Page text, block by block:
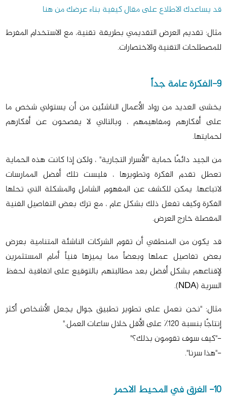
قد يساعدك الاطلاع على مقال كيفية بناء عرضك من هنا
مثال: تقديم العرض التقديمي بطريقة تقنية، مع الاستخدام المفرط
للمصطلحات التقنية والاختصارات.
9-الفكرة عامة جداً
يخشى العديد من رواد الأعمال الناشئين من أن يستولي شخص ما
على أفكارهم ومفاهيمهم ، وبالتالي لا يفصحون عن أفكارهم
لحمايتها.
من الجيد دائمًا حماية "الأسرار التجارية" ، ولكن إذا كانت هذه الحماية
تعطل تقدم الفكرة وتطويرها ، فليست تلك أفضل الممارسات
لاتباعها. يمكن للكشف عن المفهوم الشامل والمشكلة التي تحلها
الفكرة وكيف تفعل ذلك بشكل عام ، مع ترك بعض التفاصيل الفنية
المفصلة خارج العرض.
قد يكون من المنطقي أن تقوم الشركات الناشئة المتنامية بعرض
بعض تفاصيل عملها وبعضاً مما يميزها فنياً أمام المستثمرين
لإقناعهم بشكل أفضل بعد مطالبتهم بالتوقيع على اتفاقية لحفظ
السرية (NDA).
مثال: "نحن نعمل على تطوير تطبيق جوال يجعل الأشخاص أكثر
إنتاجًا بنسبة 120٪ على الأقل خلال ساعات العمل."
-"كيف سوف تقومون بذلك؟"
-"هذا سرنا".
10- الغرق في المحيط الاحمر